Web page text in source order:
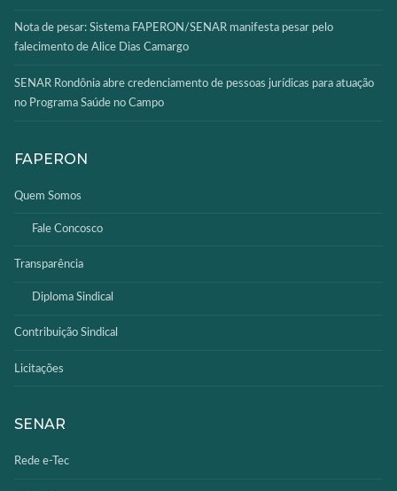
Nota de pesar: Sistema FAPERON/SENAR manifesta pesar pelo
falecimento de Alice Dias Camargo
SENAR Rondônia abre credenciamento de pessoas jurídicas para atuação
no Programa Saúde no Campo
FAPERON
Quem Somos
Fale Concosco
Transparência
Diploma Sindical
Contribuição Sindical
Licitações
SENAR
Rede e-Tec